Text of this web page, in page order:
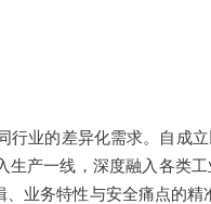
行业的差异化需求。自成
产一线，深度融入各类
业务特性与安全痛点的精